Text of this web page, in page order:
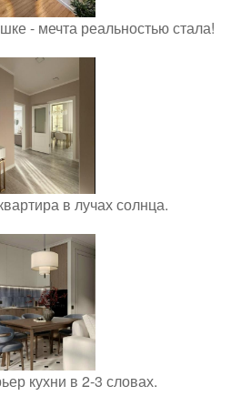
- мечта реальностью стала!
в лучах солнца.
кухни в 2-3 словах.